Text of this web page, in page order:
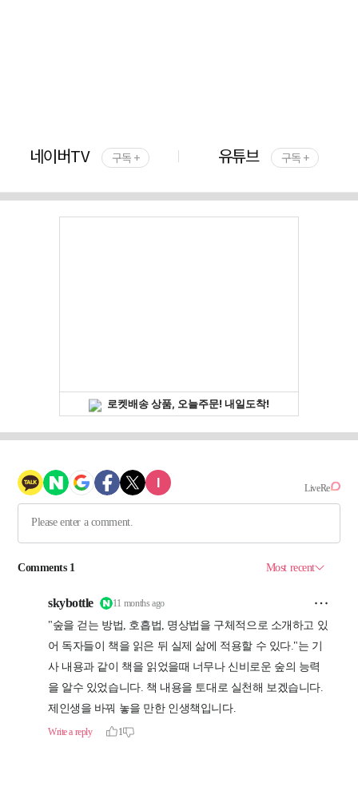
네이버TV 구독 + 유튜브 구독 +